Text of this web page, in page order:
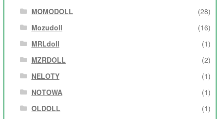
MOMODOLL
(28)
Mozudoll
(16)
MRLdoll
(1)
MZRDOLL
(2)
NELOTY
(1)
NOTOWA
(1)
OLDOLL
(1)